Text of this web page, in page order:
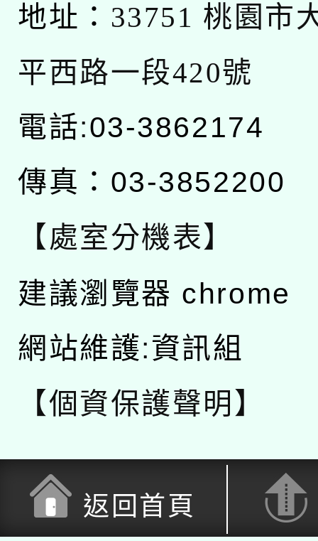
地址： 33751 桃園市
平西路一段420號
電話:03-3862174
傳真：03-3852200
【處室分機表】
建議瀏覽器 chrome
網站維護:資訊組
【個資保護聲明】
返回首頁